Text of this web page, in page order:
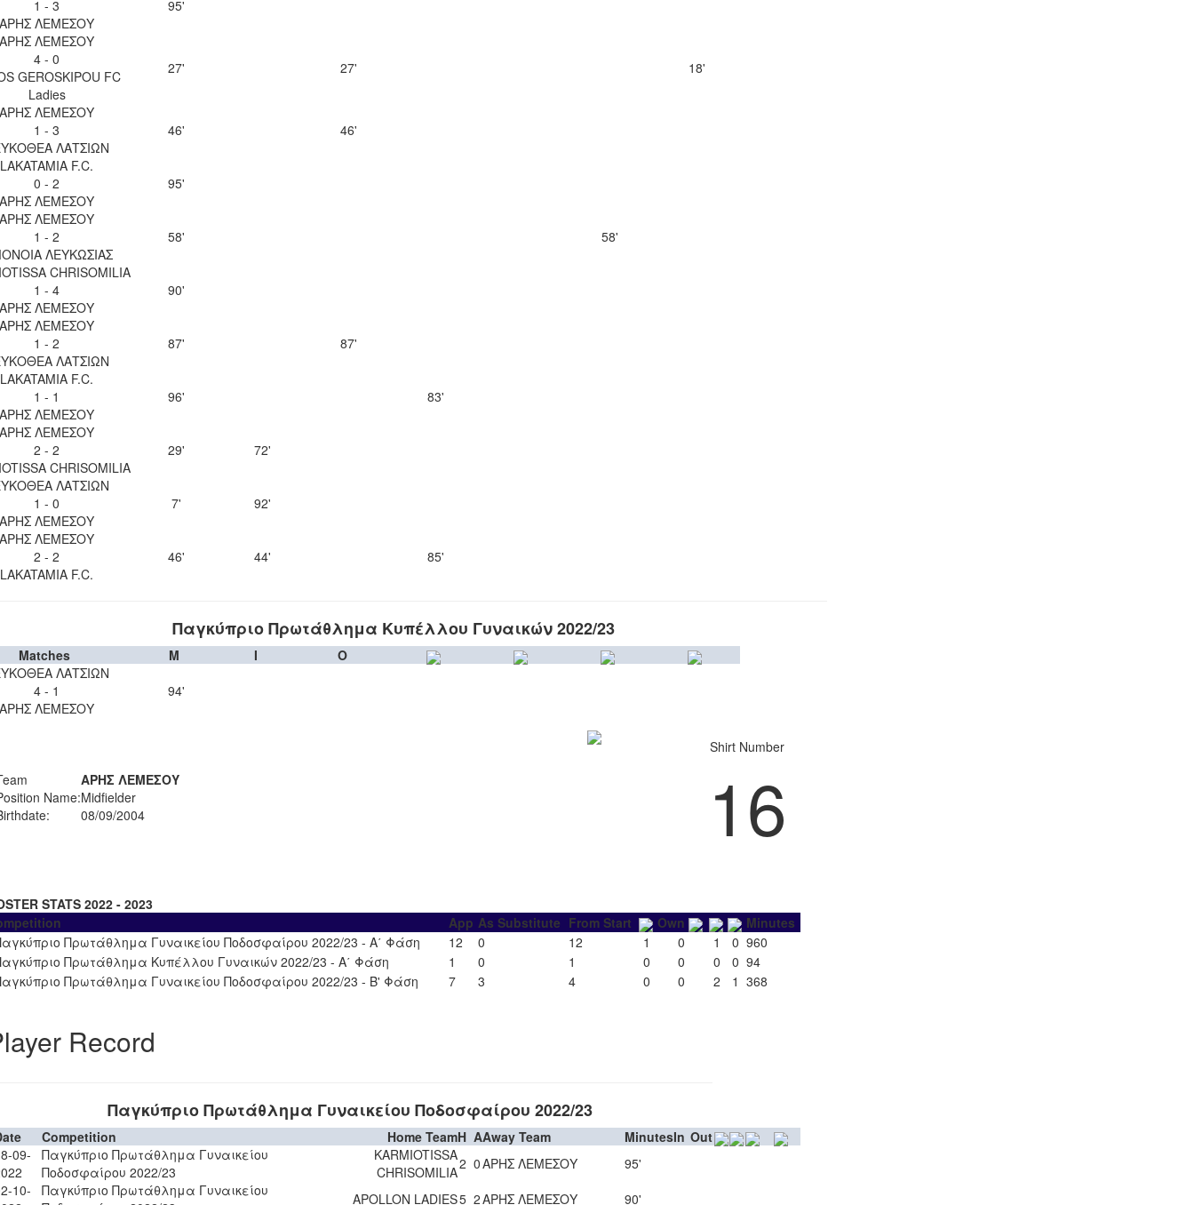
1 - 3
ΑΡΗΣ ΛΕΜΕΣΟΥ
95'
ΑΡΗΣ ΛΕΜΕΣΟΥ
4 - 0
GEROSKIPOU FC
Ladies
27' 27' 18'
ΑΡΗΣ ΛΕΜΕΣΟΥ
1 - 3
ΛΑΤΣΙΩΝ
46'
46'
LAKATAMIA F.C.
0 - 2
ΑΡΗΣ ΛΕΜΕΣΟΥ
95'
ΑΡΗΣ ΛΕΜΕΣΟΥ
1 - 2
ΛΕΥΚΩΣΙΑΣ
58'
58'
CHRISOMILIA
1 - 4
ΑΡΗΣ ΛΕΜΕΣΟΥ
90'
ΑΡΗΣ ΛΕΜΕΣΟΥ
1 - 2
ΛΑΤΣΙΩΝ
87'
87'
LAKATAMIA F.C.
1 - 1
ΑΡΗΣ ΛΕΜΕΣΟΥ
96'
83'
ΑΡΗΣ ΛΕΜΕΣΟΥ
2 - 2
CHRISOMILIA
29'
72'
ΛΑΤΣΙΩΝ
1 - 0
ΑΡΗΣ ΛΕΜΕΣΟΥ
7'
92'
ΑΡΗΣ ΛΕΜΕΣΟΥ
2 - 2
LAKATAMIA F.C.
46' 44' 85'
Παγκύπριο Πρωτάθλημα Κυπέλλου Γυναικών 2022/23
Matches M I
O
ΛΑΤΣΙΩΝ
4 - 1
ΑΡΗΣ ΛΕΜΕΣΟΥ
94'
ΑΡΗΣ ΛΕΜΕΣΟΥ
Name:Midfielder
08/09/2004
Shirt Number
16
STATS 2022 - 2023
App As Substitute From Start Own
Minutes
Πρωτάθλημα Γυναικείου Ποδοσφαίρου 2022/23 - Α΄ Φάση
12 0 12 1 0 1 0 960
Πρωτάθλημα Κυπέλλου Γυναικών 2022/23 - Α΄ Φάση
1 0 1 0 0 0 0 94
Πρωτάθλημα Γυναικείου Ποδοσφαίρου 2022/23 - Β' Φάση
7 3 4 0 0 2 1 368
Record
Παγκύπριο Πρωτάθλημα Γυναικείου Ποδοσφαίρου 2022/23
Competition Home TeamH AAway Team MinutesIn Out
09-
Παγκύπριο Πρωτάθλημα Γυναικείου
Ποδοσφαίρου 2022/23
KARMIOTISSA
CHRISOMILIA2 0ΑΡΗΣ ΛΕΜΕΣΟΥ
95'
10-
Παγκύπριο Πρωτάθλημα Γυναικείου
APOLLON LADIES5 2ΑΡΗΣ ΛΕΜΕΣΟΥ
90'